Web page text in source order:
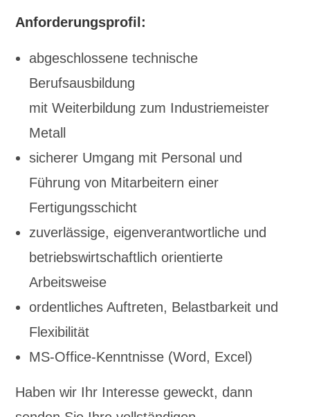
Anforderungsprofil:
abgeschlossene technische
Berufsausbildung
mit Weiterbildung zum Industriemeister
Metall
sicherer Umgang mit Personal und
Führung von Mitarbeitern einer
Fertigungsschicht
zuverlässige, eigenverantwortliche und
betriebswirtschaftlich orientierte
Arbeitsweise
ordentliches Auftreten, Belastbarkeit und
Flexibilität
MS-Office-Kenntnisse (Word, Excel)
Haben wir Ihr Interesse geweckt, dann